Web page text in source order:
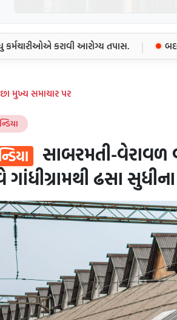
કરાવી આરોગ્ય તપાસ. |
મુખ્ય સમાચાર પર
સાબરમતી-વેરાવળ
ગાંધીગ્રામથી ઢસા